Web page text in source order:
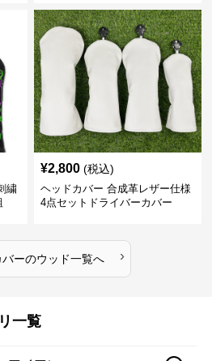
繍
¥2,800 (税込)
ヘッドカバー 合成革レザー仕様
4点セットドライバーカバー
ーのウッド一覧へ ›
一覧